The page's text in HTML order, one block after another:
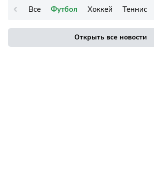
Все Футбол Хоккей Теннис
Открыть все новости